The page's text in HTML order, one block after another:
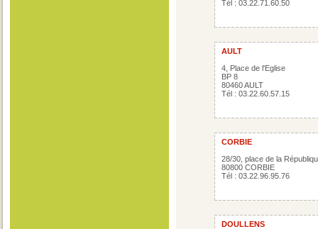
Tél : 03.22.71.60.50
AULT
4, Place de l'Eglise
BP 8
80460 AULT
Tél : 03.22.60.57.15
CORBIE
28/30, place de la
80800 CORBIE
Tél : 03.22.96.95.76
DOULLENS